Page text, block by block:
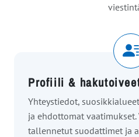
Profiili &
Yhteystiedot,
ja ehdottomat vaatimukset.
tallennetut suodattimet ja